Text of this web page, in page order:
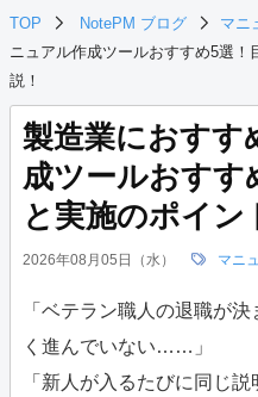
TOP NotePM ブログ マニ
ニュアル作成ツールおすすめ5選
説！
製造業におすす
成ツールおすす
と実施のポイン
2026年08月05日（水） マニ
「ベテラン職人の退職が
く進んでいない……」
「新人が入るたびに同じ